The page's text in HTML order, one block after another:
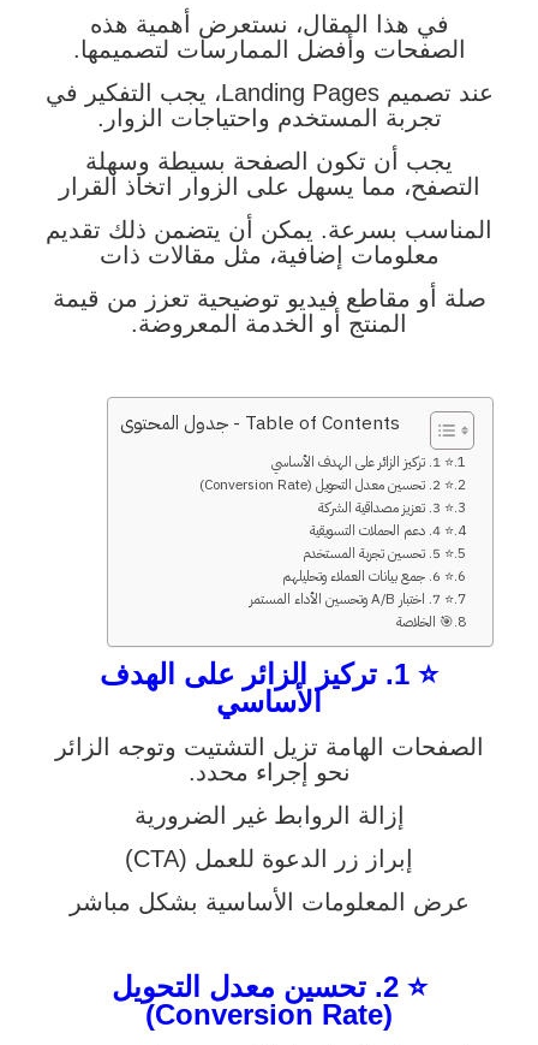
في هذا المقال، نستعرض أهمية هذه
الصفحات وأفضل الممارسات لتصميمها.
عند تصميم Landing Pages، يجب التفكير في
تجربة المستخدم واحتياجات الزوار.
يجب أن تكون الصفحة بسيطة وسهلة
التصفح، مما يسهل على الزوار اتخاذ القرار
المناسب بسرعة. يمكن أن يتضمن ذلك تقديم
معلومات إضافية، مثل مقالات ذات
صلة أو مقاطع فيديو توضيحية تعزز من قيمة
المنتج أو الخدمة المعروضة.
Table of Contents - جدول المحتوى
⭐ 1. تركيز الزائر على الهدف الأساسي
⭐ 2. تحسين معدل التحويل (Conversion Rate)
⭐ 3. تعزيز مصداقية الشركة
⭐ 4. دعم الحملات التسويقية
⭐ 5. تحسين تجربة المستخدم
⭐ 6. جمع بيانات العملاء وتحليلهم
⭐ 7. اختبار A/B وتحسين الأداء المستمر
🎯 الخلاصة
⭐ 1. تركيز الزائر على الهدف
الأساسي
الصفحات الهامة تزيل التشتيت وتوجه الزائر
نحو إجراء محدد.
إزالة الروابط غير الضرورية
إبراز زر الدعوة للعمل (CTA)
عرض المعلومات الأساسية بشكل مباشر
⭐ 2. تحسين معدل التحويل
(Conversion Rate)